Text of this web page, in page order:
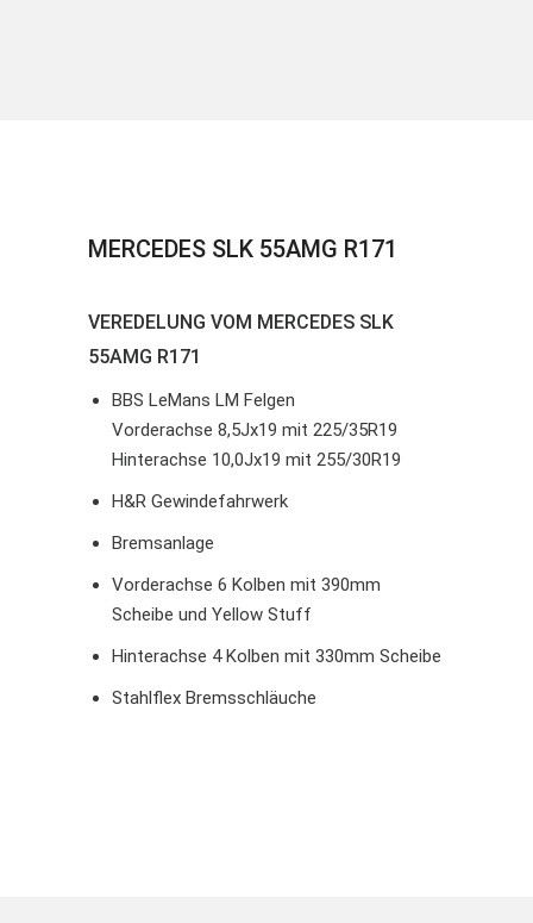
MERCEDES SLK 55AMG R171
VEREDELUNG VOM MERCEDES SLK
55AMG R171
BBS LeMans LM Felgen
Vorderachse 8,5Jx19 mit 225/35R19
Hinterachse 10,0Jx19 mit 255/30R19
H&R Gewindefahrwerk
Bremsanlage
Vorderachse 6 Kolben mit 390mm
Scheibe und Yellow Stuff
Hinterachse 4 Kolben mit 330mm Scheibe
Stahlflex Bremsschläuche